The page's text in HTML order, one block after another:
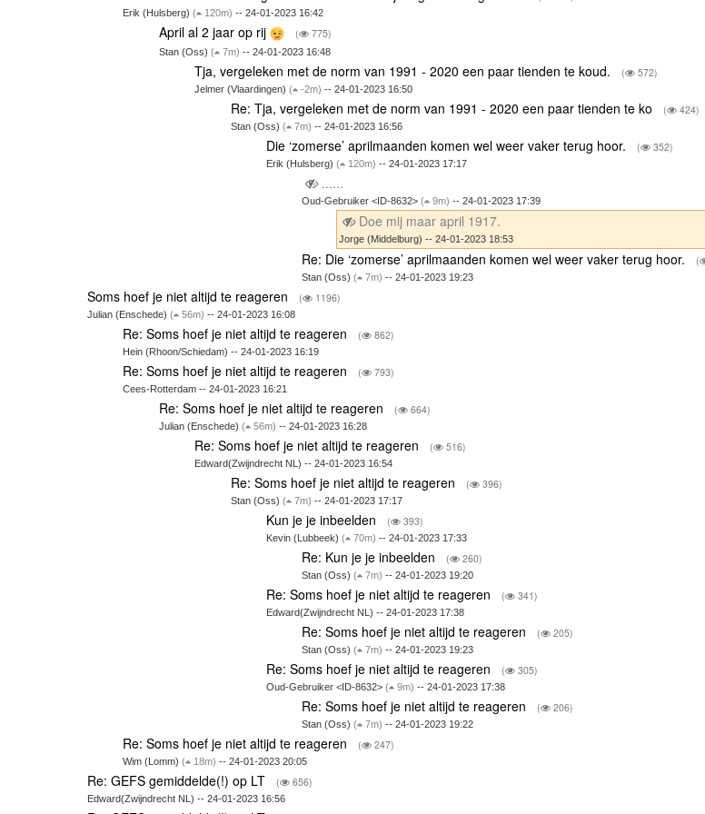
Erik (Hulsberg)( 120m) -- 24-01-2023 16:42
April al 2 jaar op rij ( 775)
Stan (Oss) ( 7m) -- 24-01-2023 16:48
Tja, vergeleken met de norm van 1991 - 2020 een paar tienden te koud. ( 572)
Jelmer (Vlaardingen)( -2m) -- 24-01-2023 16:50
Re: Tja, vergeleken met de norm van 1991 - 2020 een paar tienden te ko ( 424)
Stan (Oss) ( 7m) -- 24-01-2023 16:56
Die ‘zomerse’ aprilmaanden komen wel weer vaker terug hoor. ( 352)
Erik (Hulsberg) ( 120m) -- 24-01-2023 17:17
......
Oud-Gebruiker <ID-8632>( 9m) -- 24-01-2023 17:39
Doe mij maar april 1917.
Jorge (Middelburg) -- 24-01-2023 18:53
Re: Die ‘zomerse’ aprilmaanden komen wel weer vaker terug hoor. (
Stan (Oss)( 7m) -- 24-01-2023 19:23
Soms hoef je niet altijd te reageren ( 1196)
Julian (Enschede) ( 56m) -- 24-01-2023 16:08
Re: Soms hoef je niet altijd te reageren ( 862)
Hein (Rhoon/Schiedam) -- 24-01-2023 16:19
Re: Soms hoef je niet altijd te reageren ( 793)
Cees-Rotterdam -- 24-01-2023 16:21
Re: Soms hoef je niet altijd te reageren ( 664)
Julian (Enschede) ( 56m) -- 24-01-2023 16:28
Re: Soms hoef je niet altijd te reageren ( 516)
Edward(Zwijndrecht NL) -- 24-01-2023 16:54
Re: Soms hoef je niet altijd te reageren ( 396)
Stan (Oss) ( 7m) -- 24-01-2023 17:17
Kun je je inbeelden ( 393)
Kevin (Lubbeek) ( 70m) -- 24-01-2023 17:33
Re: Kun je je inbeelden ( 260)
Stan (Oss)( 7m) -- 24-01-2023 19:20
Re: Soms hoef je niet altijd te reageren ( 341)
Edward(Zwijndrecht NL) -- 24-01-2023 17:38
Re: Soms hoef je niet altijd te reageren ( 205)
Stan (Oss)( 7m) -- 24-01-2023 19:23
Re: Soms hoef je niet altijd te reageren ( 305)
Oud-Gebruiker <ID-8632> ( 9m) -- 24-01-2023 17:38
Re: Soms hoef je niet altijd te reageren ( 206)
Stan (Oss)( 7m) -- 24-01-2023 19:22
Re: Soms hoef je niet altijd te reageren ( 247)
Wim (Lomm)( 18m) -- 24-01-2023 20:05
Re: GEFS gemiddelde(!) op LT ( 656)
Edward(Zwijndrecht NL) -- 24-01-2023 16:56